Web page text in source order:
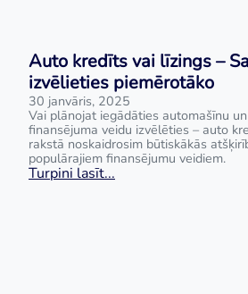
Auto kredīts vai līzings –
izvēlieties piemērotāko
30 janvāris, 2025
Vai plānojat iegādāties automašīnu
finansējuma veidu izvēlēties – auto
rakstā noskaidrosim būtiskākās
populārajiem finansējumu veidiem.
Turpini lasīt...